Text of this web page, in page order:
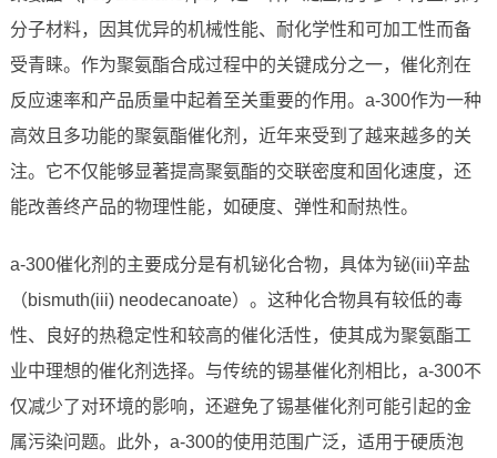
分子材料，因其优异的机械性能、耐化学性和可加工性而备
受青睐。作为聚氨酯合成过程中的关键成分之一，催化剂在
反应速率和产品质量中起着至关重要的作用。a-300作为一种
高效且多功能的聚氨酯催化剂，近年来受到了越来越多的关
注。它不仅能够显著提高聚氨酯的交联密度和固化速度，还
能改善终产品的物理性能，如硬度、弹性和耐热性。
a-300催化剂的主要成分是有机铋化合物，具体为铋(iii)辛盐
（bismuth(iii) neodecanoate）。这种化合物具有较低的毒
性、良好的热稳定性和较高的催化活性，使其成为聚氨酯工
业中理想的催化剂选择。与传统的锡基催化剂相比，a-300不
仅减少了对环境的影响，还避免了锡基催化剂可能引起的金
属污染问题。此外，a-300的使用范围广泛，适用于硬质泡